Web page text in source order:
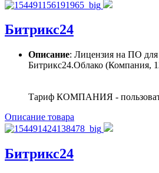
Битрикс24
Описание: Лицензия на ПО
Битрикс24.Облако (Компания,
Тариф КОМПАНИЯ -
Описание товара
Битрикс24